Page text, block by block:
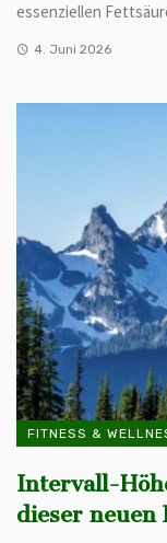
essenziellen
4. Juni 2026
FITNESS &
Intervall-
dieser